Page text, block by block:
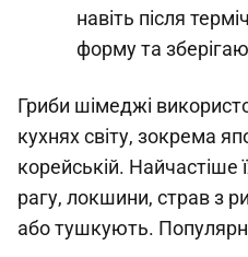
навіть після
форму та
Гриби шімеджі
кухнях світу, зокрема
корейській. Найчастіше
рагу, локшини, страв з
або тушкують.